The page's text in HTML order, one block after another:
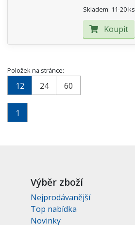
Skladem: 11-20 ks
Koupit
Položek na stránce:
12 24 60
1
Výběr zboží
Nejprodávanější
Top nabídka
Novinky